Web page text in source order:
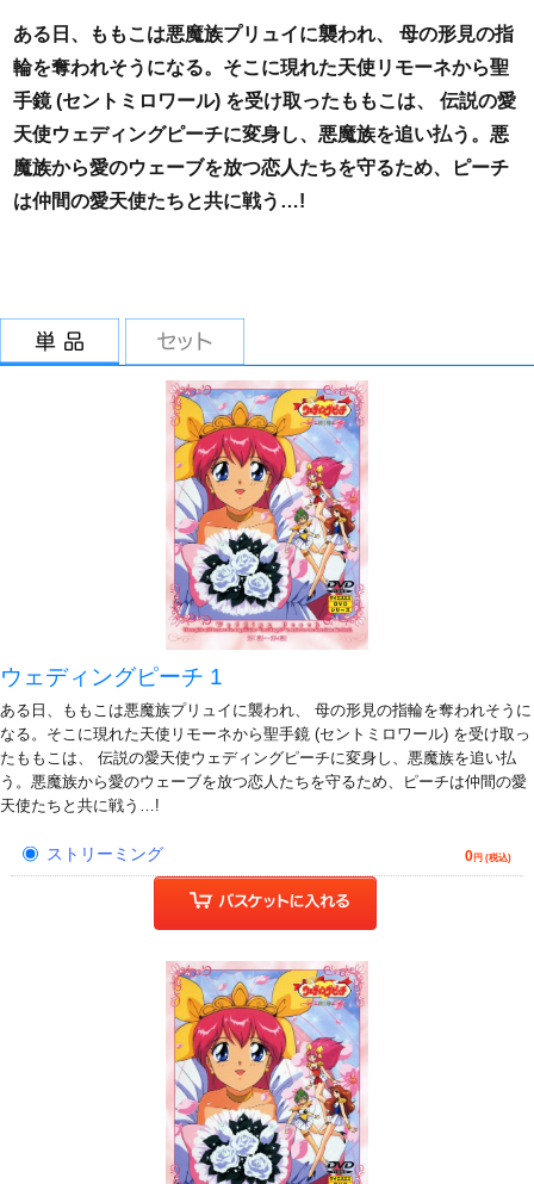
ある日、ももこは悪魔族プリュイに襲われ、 母の形見の指
輪を奪われそうになる。そこに現れた天使リモーネから聖
手鏡 (セントミロワール) を受け取ったももこは、 伝説の愛
天使ウェディングピーチに変身し、悪魔族を追い払う。悪
魔族から愛のウェーブを放つ恋人たちを守るため、ピーチ
は仲間の愛天使たちと共に戦う…!
ウェディングピーチ 1
ある日、ももこは悪魔族プリュイに襲われ、 母の形見の指輪を奪われそうに
なる。そこに現れた天使リモーネから聖手鏡 (セントミロワール) を受け取っ
たももこは、 伝説の愛天使ウェディングピーチに変身し、悪魔族を追い払
う。悪魔族から愛のウェーブを放つ恋人たちを守るため、ピーチは仲間の愛
天使たちと共に戦う…!
ストリーミング 0円 (税込)